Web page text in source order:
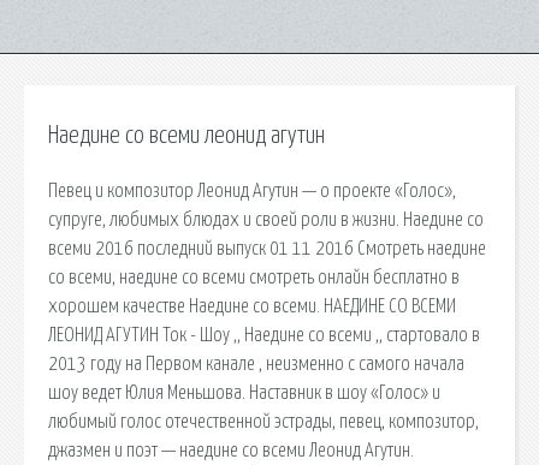
Наедине со всеми леонид агутин
Певец и композитор Леонид Агутин — о проекте «Голос»,
супруге, любимых блюдах и своей роли в жизни. Наедине со
всеми 2016 последний выпуск 01 11 2016 Смотреть наедине
со всеми, наедине со всеми смотреть онлайн бесплатно в
хорошем качестве Наедине со всеми. НАЕДИНЕ СО ВСЕМИ
ЛЕОНИД АГУТИН Ток - Шоу ,, Наедине со всеми ,, стартовало в
2013 году на Первом канале , неизменно с самого начала
шоу ведет Юлия Меньшова. Наставник в шоу «Голос» и
любимый голос отечественной эстрады, певец, композитор,
джазмен и поэт — наедине со всеми Леонид Агутин.